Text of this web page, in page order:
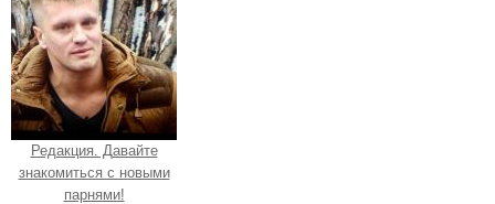
Редакция. Давайте
знакомиться с новыми
парнями!